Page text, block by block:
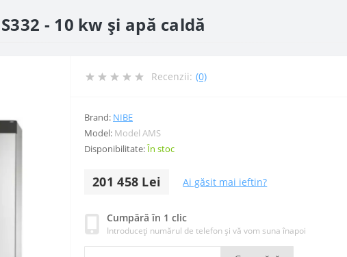
- 10 kw și apă caldă
Recenzii: (0)
Brand: NIBE
Model: Model AMS
Disponibilitate:În stoc
201 458 Lei Ai găsit mai ieftin?
Cumpără în 1 clic
Introduceți numărul de telefon și vă vom suna înapoi